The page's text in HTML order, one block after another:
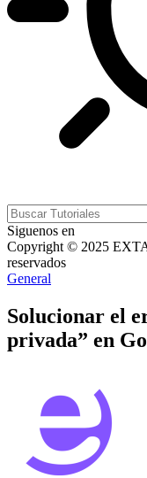
Siguenos en
Copyright © 2025
reservados
General
Solucionar el
privada” en